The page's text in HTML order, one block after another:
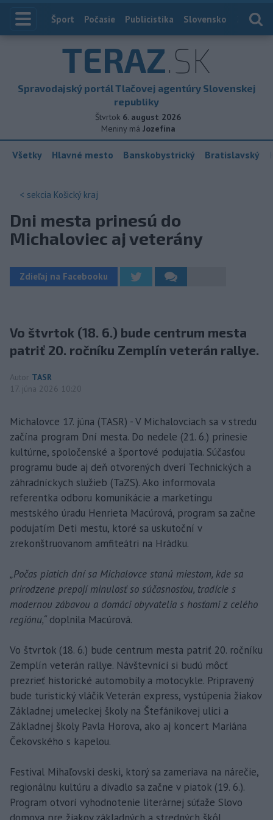
Index
Šport Počasie Publicistika Slovensko
TERAZ.SK
Spravodajský portál Tlačovej agentúry Slovenskej
republiky
Štvrtok 6. august 2026
Meniny má Jozefína
Všetky Hlavné mesto Banskobystrický Bratislavský
< sekcia Košický kraj
Dni mesta prinesú do
Michaloviec aj veterány
Zdieľaj na Facebooku
Vo štvrtok (18. 6.) bude centrum mesta
patriť 20. ročníku Zemplín veterán rallye.
Autor TASR
17. júna 2026 10:20
Michalovce 17. júna (TASR) - V Michalovciach sa v stredu
začína program Dní mesta. Do nedele (21. 6.) prinesie
kultúrne, spoločenské a športové podujatia. Súčasťou
programu bude aj deň otvorených dverí Technických a
záhradníckych služieb (TaZS). Ako informovala
referentka odboru komunikácie a marketingu
mestského úradu Henrieta Macúrová, program sa začne
podujatím Deti mestu, ktoré sa uskutoční v
zrekonštruovanom amfiteátri na Hrádku.
„Počas piatich dní sa Michalovce stanú miestom, kde sa
prirodzene prepojí minulosť so súčasnosťou, tradície s
modernou zábavou a domáci obyvatelia s hosťami z celého
regiónu,“ doplnila Macúrová.
Vo štvrtok (18. 6.) bude centrum mesta patriť 20. ročníku
Zemplín veterán rallye. Návštevníci si budú môcť
prezrieť historické automobily a motocykle. Pripravený
bude turistický vláčik Veterán express, vystúpenia žiakov
Základnej umeleckej školy na Štefánikovej ulici a
Základnej školy Pavla Horova, ako aj koncert Mariána
Čekovského s kapelou.
Festival Mihaľovski deski, ktorý sa zameriava na nárečie,
regionálnu kultúru a divadlo sa začne v piatok (19. 6.).
Program otvorí vyhodnotenie literárnej súťaže Slovo